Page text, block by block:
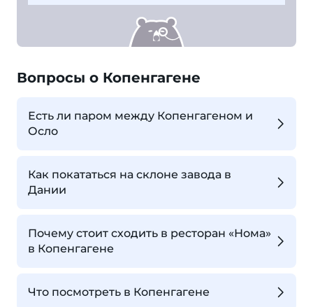
Вопросы о Копенгагене
Есть ли паром между Копенгагеном и
Осло
Как покататься на склоне завода в
Дании
Почему стоит сходить в ресторан «Нома»
в Копенгагене
Что посмотреть в Копенгагене